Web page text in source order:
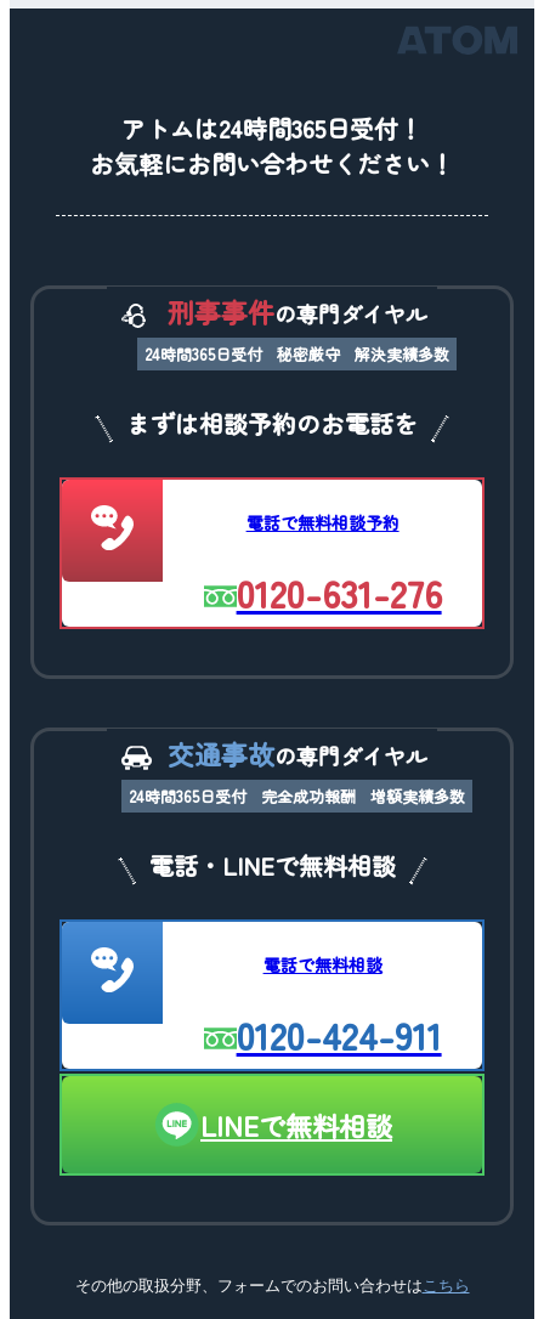
アトムは24時間365日受付！
お気軽にお問い合わせください！
刑事事件の専門ダイヤル
24時間365日受付 秘密厳守 解決実績多数
まずは相談予約のお電話を
電話で無料相談予約
0120-631-276
交通事故の専門ダイヤル
24時間365日受付 完全成功報酬 増額実績多数
電話・LINEで無料相談
電話で無料相談
0120-424-911
LINEで無料相談
その他の取扱分野、フォームでのお問い合わせは こちら